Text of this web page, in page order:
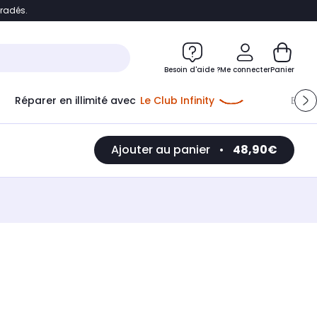
Accéder directement au chatbot
Besoin d'aide ?Me connecterPanier
Réparer en illimité avec Le Club Infinity
Ajouter au panier • 48,90€